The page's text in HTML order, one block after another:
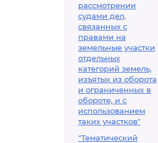
рассмотрении
судами дел,
связанных с
правами на
земельные участки
отдельных
категорий земель,
изъятых из оборота
и ограниченных в
обороте, и с
использованием
таких участков"
"Тематический